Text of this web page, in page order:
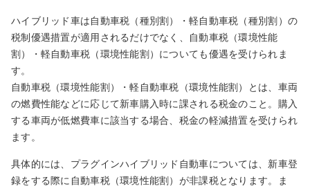
ハイブリッド車は自動車税（種別割）・軽自動車税（種別割）の
税制優遇措置が適用されるだけでなく、自動車税（環境性能
割）・軽自動車税（環境性能割）についても優遇を受けられま
す。
自動車税（環境性能割）・軽自動車税（環境性能割）とは、車両
の燃費性能などに応じて新車購入時に課される税金のこと。購入
する車両が低燃費車に該当する場合、税金の軽減措置を受けられ
ます。
具体的には、プラグインハイブリッド自動車については、新車登
録をする際に自動車税（環境性能割）が非課税となります。ま